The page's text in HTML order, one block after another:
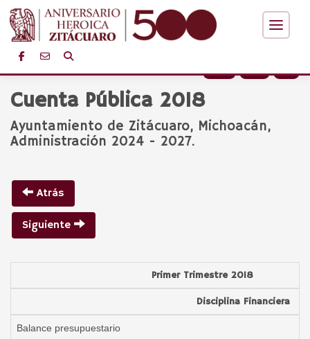
Cuenta Pública 2018
Ayuntamiento de Zitácuaro, Michoacán,
Administración 2024 - 2027.
Atrás
Siguiente
Primer Trimestre 2018
Disciplina Financiera
Balance presupuestario